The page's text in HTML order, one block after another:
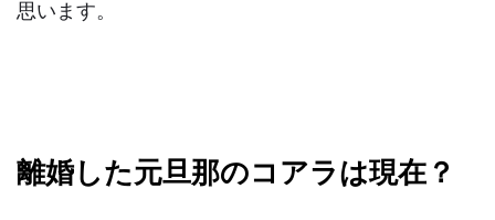
思います。
離婚した元旦那のコアラは現在？